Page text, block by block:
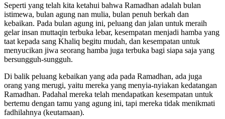
Seperti yang telah kita ketahui bahwa Ramadhan adalah bulan
istimewa, bulan agung nan mulia, bulan penuh berkah dan
kebaikan. Pada bulan agung ini, peluang dan jalan untuk meraih
gelar insan muttaqin terbuka lebar, kesempatan menjadi hamba yang
taat kepada sang Khaliq begitu mudah, dan kesempatan untuk
menyucikan jiwa seorang hamba juga terbuka bagi siapa saja yang
bersungguh-sungguh.
Di balik peluang kebaikan yang ada pada Ramadhan, ada juga
orang yang merugi, yaitu mereka yang menyia-nyiakan kedatangan
Ramadhan. Padahal mereka telah mendapatkan kesempatan untuk
bertemu dengan tamu yang agung ini, tapi mereka tidak menikmati
fadhilahnya (keutamaan).